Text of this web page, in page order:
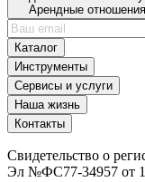
Арендные отношения
Каталог
Инструменты
Сервисы и услуги
Наша жизнь
Контакты
Свидетельство о
Эл №ФС77-34957 от